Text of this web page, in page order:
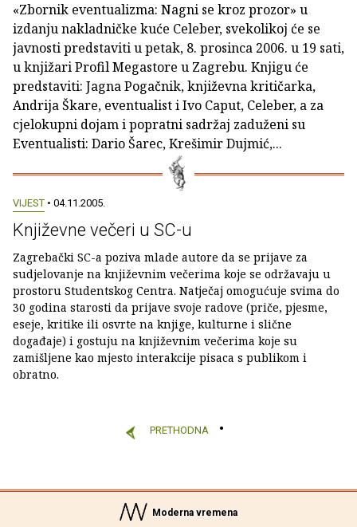
«Zbornik eventualizma: Nagni se kroz prozor» u
izdanju nakladničke kuće Celeber, svekolikoj će se
javnosti predstaviti u petak, 8. prosinca 2006. u 19 sati,
u knjižari Profil Megastore u Zagrebu. Knjigu će
predstaviti: Jagna Pogačnik, književna kritičarka,
Andrija Škare, eventualist i Ivo Caput, Celeber, a za
cjelokupni dojam i popratni sadržaj zaduženi su
Eventualisti: Dario Šarec, Krešimir Dujmić,...
VIJEST • 04.11.2005.
Književne večeri u SC-u
Zagrebački SC-a poziva mlade autore da se prijave za
sudjelovanje na književnim večerima koje se održavaju u
prostoru Studentskog Centra. Natječaj omogućuje svima do
30 godina starosti da prijave svoje radove (priče, pjesme,
eseje, kritike ili osvrte na knjige, kulturne i slične
događaje) i gostuju na književnim večerima koje su
zamišljene kao mjesto interakcije pisaca s publikom i
obratno.
PRETHODNA
Moderna vremena